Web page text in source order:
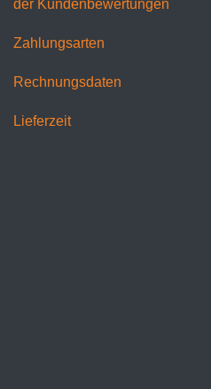
der Kundenbewertungen
Zahlungsarten
Rechnungsdaten
Lieferzeit